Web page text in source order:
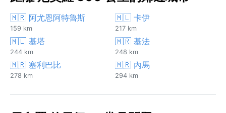
🇲🇷 阿尤恩阿特魯斯
159 km
🇲🇱 卡伊
217 km
🇲🇱 基塔
244 km
🇲🇷 基法
248 km
🇲🇷 塞利巴比
278 km
🇲🇷 內馬
294 km